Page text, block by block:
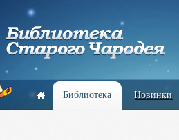
Библиотека Новинки